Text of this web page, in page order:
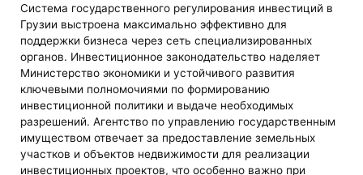
Система государственного регулирования инвестиций в
Грузии выстроена максимально эффективно для
поддержки бизнеса через сеть специализированных
органов. Инвестиционное законодательство наделяет
Министерство экономики и устойчивого развития
ключевыми полномочиями по формированию
инвестиционной политики и выдаче необходимых
разрешений. Агентство по управлению государственным
имуществом отвечает за предоставление земельных
участков и объектов недвижимости для реализации
инвестиционных проектов, что особенно важно при